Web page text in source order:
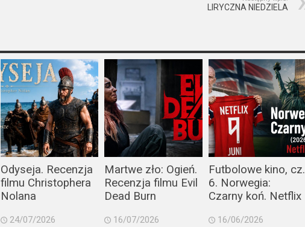
LIRYCZNA NIEDZIELA
Odyseja. Recenzja
filmu Christophera
Nolana
24/07/2026
Martwe zło: Ogień.
Recenzja filmu Evil
Dead Burn
16/07/2026
Futbolowe kino, cz.
6. Norwegia:
Czarny koń. Netflix
16/06/2026